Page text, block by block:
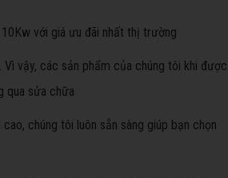
với giá ưu đãi nhất thị trường
vậy, các sản phẩm của chúng tôi khi được
qua sửa chữa
chúng tôi luôn sẵn sàng giúp bạn chọn